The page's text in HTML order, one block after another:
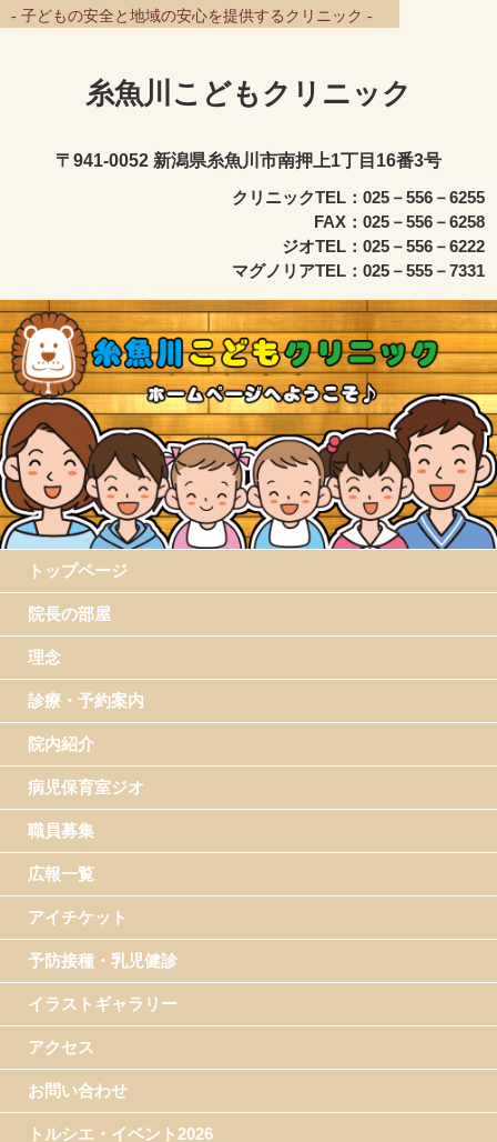
- 子どもの安全と地域の安心を提供するクリニック -
糸魚川こどもクリニック
〒941-0052 新潟県糸魚川市南押上1丁目16番3号
クリニックTEL：025－556－6255
FAX：025－556－6258
ジオTEL：025－556－6222
マグノリアTEL：025－555－7331
トップページ
院長の部屋
理念
診療・予約案内
院内紹介
病児保育室ジオ
職員募集
広報一覧
アイチケット
予防接種・乳児健診
イラストギャラリー
アクセス
お問い合わせ
トルシエ・イベント2026